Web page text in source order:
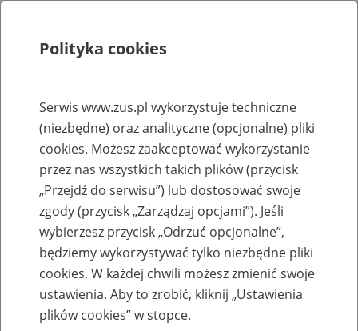
Rejestry, ewidencje i archiwa
Baza zlikwidowanych lub
przekształconych zakładów pracy
Nazwa zakładu pracy:
Polityka cookies
Serwis www.zus.pl wykorzystuje techniczne
(niezbędne) oraz analityczne (opcjonalne) pliki
cookies. Możesz zaakceptować wykorzystanie
przez nas wszystkich takich plików (przycisk
„Przejdź do serwisu”) lub dostosować swoje
zgody (przycisk „Zarządzaj opcjami”). Jeśli
wybierzesz przycisk „Odrzuć opcjonalne”,
będziemy wykorzystywać tylko niezbędne pliki
cookies. W każdej chwili możesz zmienić swoje
ustawienia. Aby to zrobić, kliknij „Ustawienia
plików cookies” w stopce.